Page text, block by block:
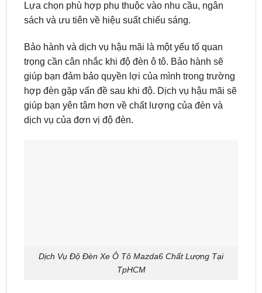
Lựa chọn phù hợp phụ thuộc vào nhu cầu, ngân
sách và ưu tiên về hiệu suất chiếu sáng.
Bảo hành và dịch vụ hậu mãi là một yếu tố quan
trọng cần cân nhắc khi độ đèn ô tô. Bảo hành sẽ
giúp bạn đảm bảo quyền lợi của mình trong trường
hợp đèn gặp vấn đề sau khi độ. Dịch vụ hậu mãi sẽ
giúp bạn yên tâm hơn về chất lượng của đèn và
dịch vụ của đơn vị độ đèn.
Dịch Vụ Độ Đèn Xe Ô Tô Mazda6 Chất Lượng Tại
TpHCM